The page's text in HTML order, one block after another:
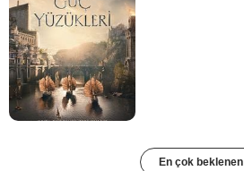
En çok beklenen